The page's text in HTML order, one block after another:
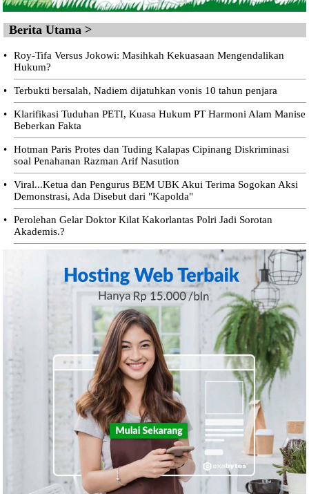
Berita Utama >
•
Roy-Tifa Versus Jokowi: Masihkah Kekuasaan Mengendalikan
Hukum?
• Terbukti bersalah, Nadiem dijatuhkan vonis 10 tahun penjara
•
Klarifikasi Tuduhan PETI, Kuasa Hukum PT Harmoni Alam Manise
Beberkan Fakta
•
Hotman Paris Protes dan Tuding Kalapas Cipinang Diskriminasi
soal Penahanan Razman Arif Nasution
•
Viral...Ketua dan Pengurus BEM UBK Akui Terima Sogokan Aksi
Demonstrasi, Ada Disebut dari "Kapolda"
•
Perolehan Gelar Doktor Kilat Kakorlantas Polri Jadi Sorotan
Akademis.?